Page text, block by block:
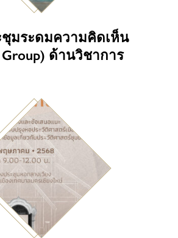
ชุมระดมความคิดเห็น
Group) ด้านวิชาการ